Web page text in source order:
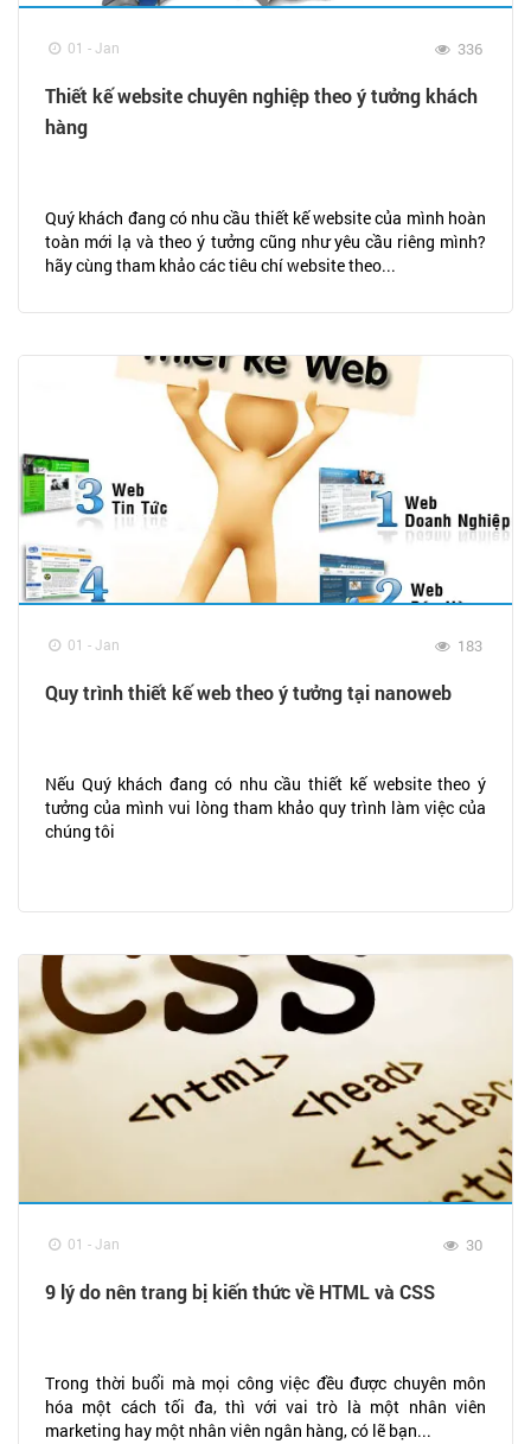
01 - Jan 336
Thiết kế website chuyên nghiệp theo ý tưởng khách
hàng
Quý khách đang có nhu cầu thiết kế website của mình hoàn
toàn mới lạ và theo ý tưởng cũng như yêu cầu riêng mình?
hãy cùng tham khảo các tiêu chí website theo...
01 - Jan 183
Quy trình thiết kế web theo ý tưởng tại nanoweb
Nếu Quý khách đang có nhu cầu thiết kế website theo ý
tưởng của mình vui lòng tham khảo quy trình làm việc của
chúng tôi
01 - Jan 30
9 lý do nên trang bị kiến thức về HTML và CSS
Trong thời buổi mà mọi công việc đều được chuyên môn
hóa một cách tối đa, thì với vai trò là một nhân viên
marketing hay một nhân viên ngân hàng, có lẽ bạn...